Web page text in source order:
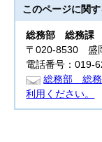
このページに関す
総務部総務課
〒020-8530 盛
電話番号：019-
総務部 総務
利用ください。